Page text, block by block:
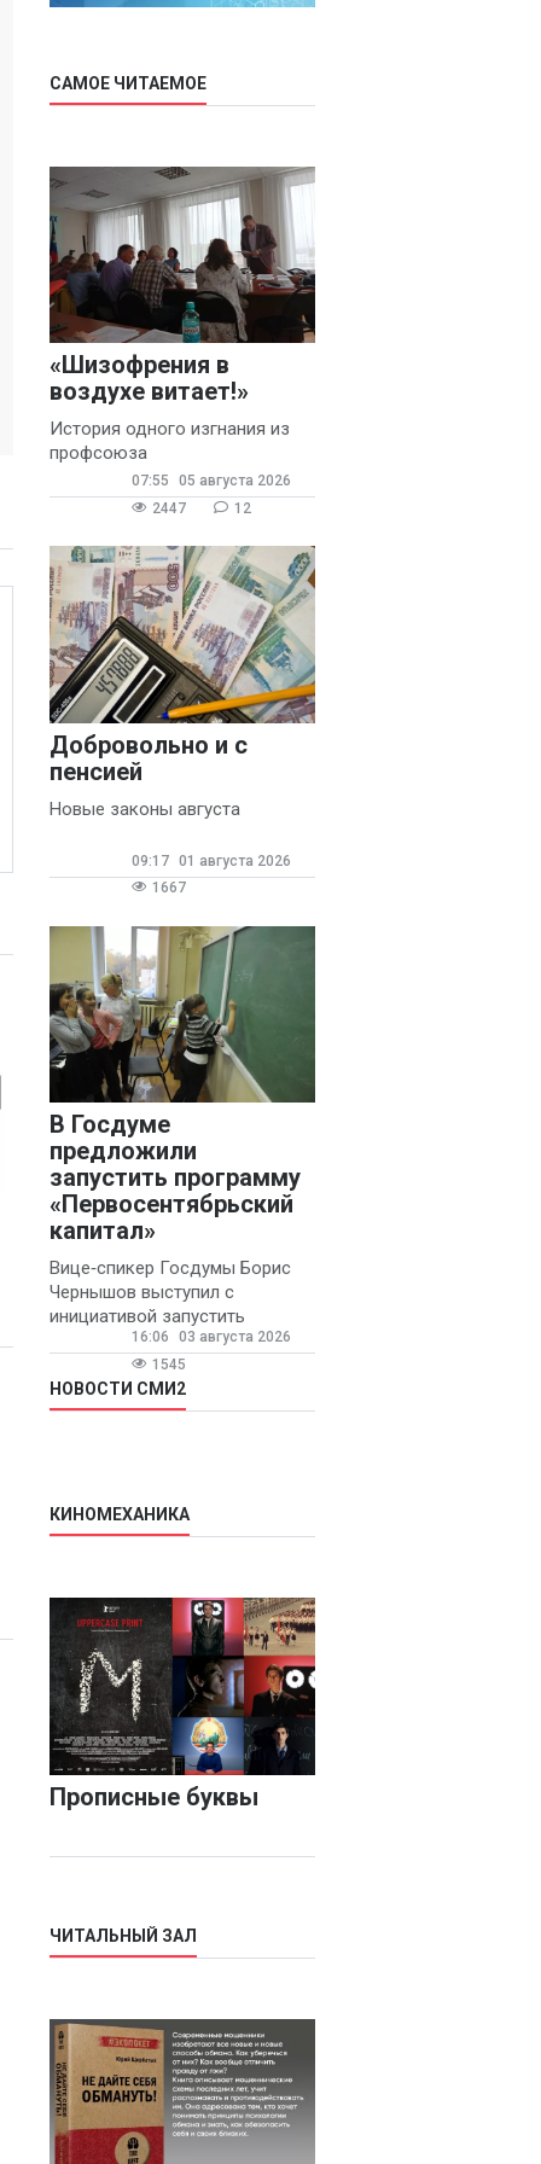
САМОЕ ЧИТАЕМОЕ
«Шизофрения в
воздухе витает!»
История одного изгнания из
профсоюза
07:55
05 августа 2026
2447
12
Добровольно и с
пенсией
Новые законы августа
09:17 01 августа 2026
1667
В Госдуме
предложили
запустить программу
«Первосентябрьский
капитал»
Вице‑спикер Госдумы Борис
Чернышов выступил с
инициативой запустить
ежегодную федеральную
программу
«Первосентябрьский капитал»
- она предполагает
16:06
03 августа 2026
1545
НОВОСТИ СМИ2
КИНОМЕХАНИКА
Прописные буквы
ЧИТАЛЬНЫЙ ЗАЛ